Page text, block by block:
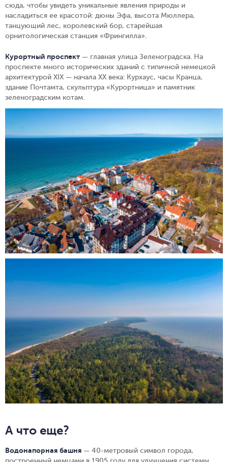
сюда, чтобы увидеть уникальные явления природы и
насладиться ее красотой: дюны Эфа, высота Мюллера,
танцующий лес, королевский бор, старейшая
орнитологическая станция «Фрингилла».
Курортный проспект — главная улица Зеленоградска. На
проспекте много исторических зданий с типичной немецкой
архитектурой XIX — начала XX века: Курхаус, часы Кранца,
здание Почтамта, скульптура «Курортница» и памятник
зеленоградским котам.
А что еще?
Водонапорная башня — 40-метровый символ города,